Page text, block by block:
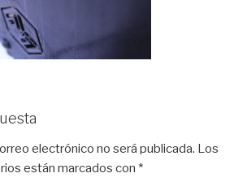
electrónico no será publicada. Los
están marcados con *